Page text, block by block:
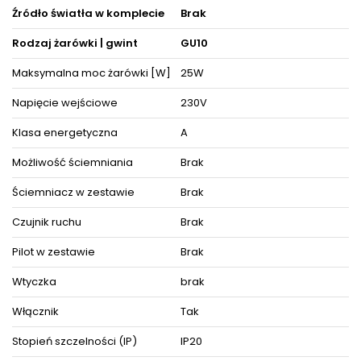
rozświetlisz wybrane powierzchnie, ale też zyskasz
zachwycającą i cieszącą oko dekorację, która nada wnętrzom
niepowtarzalnego wyglądu i elegancji, akcentując zarazem ich
detale i wystrój pośród pozostałych mebli i akcesoriów
wyposażenia wnętrz.
Oświetlenie doskonale prezentuje się pojedynczo oraz w
towarzystwie innych lamp jako instalacje świetlne, dzięki czemu
można dopasować je do różnego typu pomieszczeń.
Produkt posiada certyfikaty zgodności i objęty jest gwarancją
producenta.
Zestaw zawiera instrukcję obsługi oraz elementy niezbędne do
złożenia sprzętu.
ZOBACZ PODOBNE PRODUKTY W KATEGORIACH
Źródło światła w komplecie
Brak
Rodzaj żarówki | gwint
GU10
Maksymalna moc żarówki [W]
25W
Napięcie wejściowe
230V
Klasa energetyczna
A
Możliwość ściemniania
Brak
Ściemniacz w zestawie
Brak
Czujnik ruchu
Brak
Pilot w zestawie
Brak
Wtyczka
brak
Włącznik
Tak
Stopień szczelności (IP)
IP20